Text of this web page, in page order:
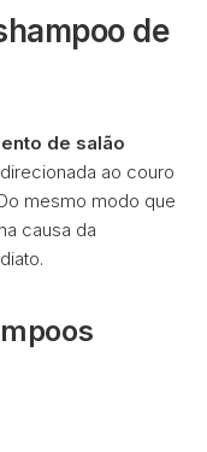
de
de salão
ao couro
mesmo modo que
causa da